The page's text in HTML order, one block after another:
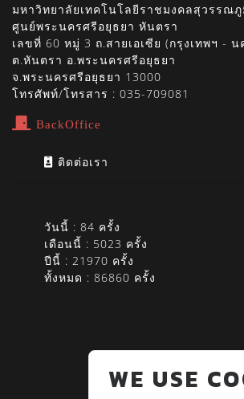
WE USE
มหาวิทยาลัยเทคโนโลยีราชมงคลสุวรรณภู
ศูนย์พระนครศรีอยุธยา หันตรา
เลขที่ 60 หมู่ 3 ถ.สายเอเซีย (กรุงเทพฯ -
ต.หันตรา อ.พระนครศรีอยุธยา
จ.พระนครศรีอยุธยา 13000
โทรศัพท์/โทรสาร : 035-709081
BackOffice
ติดต่อเรา
วันนี้ : 84 ครั้ง
เดือนนี้ : 5023 ครั้ง
ปีนี้ : 21970 ครั้ง
ทั้งหมด : 86860 ครั้ง